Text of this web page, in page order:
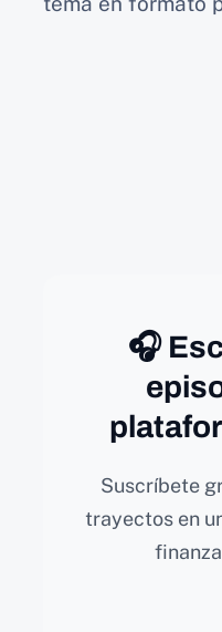
🎧
Suscríbete
trayectos en